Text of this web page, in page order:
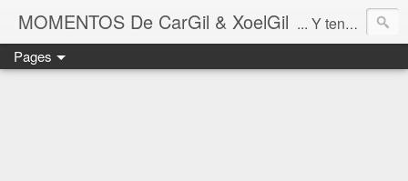
MOMENTOS De CarGil & XoelGil ... Y tengan cuidado ahí fuera, por favor.
Pages